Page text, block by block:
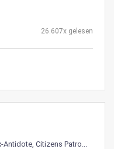
26.607x gelesen
Citizens Patro...